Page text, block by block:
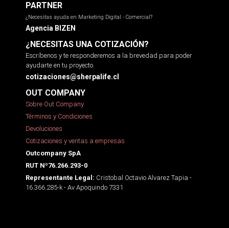
PARTNER
¿Necesitas ayuda en Marketing Digital - Comercial?
Agencia BIZEN
¿NECESITAS UNA COTIZACIÓN?
Escríbenos y te responderemos a la brevedad para poder
ayudarte en tu proyecto.
cotizaciones@sherpalife.cl
OUT COMPANY
Sobre Out Company
Términos y Condiciones
Devoluciones
Cotizaciones y ventas a empresas
Outcompany SpA
RUT Nº76.266.293-0
Representante Legal: Cristobal Octavio Alvarez Tapia -
16.366.285-k - Av Apoquindo 7331